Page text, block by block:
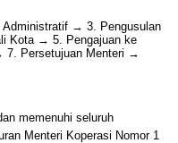
→ 3. Pengusulan
Kota → 5. Pengajuan ke
Persetujuan Menteri →
memenuhi seluruh
Menteri Koperasi Nomor 1